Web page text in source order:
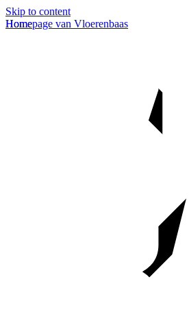
Skip to content
Homepage van Vloerenbaas
Home